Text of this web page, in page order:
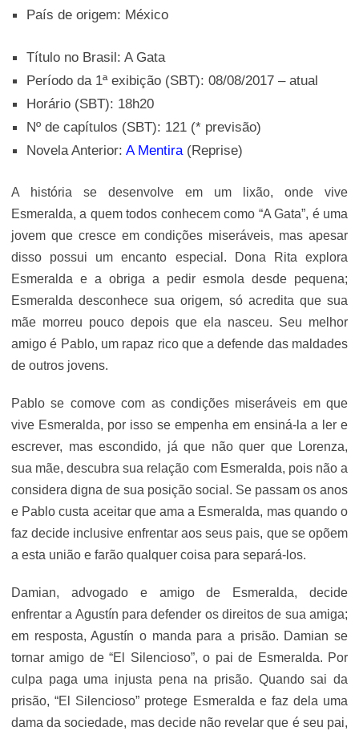
País de origem: México
Título no Brasil: A Gata
Período da 1ª exibição (SBT): 08/08/2017 – atual
Horário (SBT): 18h20
Nº de capítulos (SBT): 121 (* previsão)
Novela Anterior: A Mentira(Reprise)
A história se desenvolve em um lixão, onde vive
Esmeralda, a quem todos conhecem como “A Gata”, é uma
jovem que cresce em condições miseráveis, mas apesar
disso possui um encanto especial. Dona Rita explora
Esmeralda e a obriga a pedir esmola desde pequena;
Esmeralda desconhece sua origem, só acredita que sua
mãe morreu pouco depois que ela nasceu. Seu melhor
amigo é Pablo, um rapaz rico que a defende das maldades
de outros jovens.
Pablo se comove com as condições miseráveis em que
vive Esmeralda, por isso se empenha em ensiná-la a ler e
escrever, mas escondido, já que não quer que Lorenza,
sua mãe, descubra sua relação com Esmeralda, pois não a
considera digna de sua posição social. Se passam os anos
e Pablo custa aceitar que ama a Esmeralda, mas quando o
faz decide inclusive enfrentar aos seus pais, que se opõem
a esta união e farão qualquer coisa para separá-los.
Damian, advogado e amigo de Esmeralda, decide
enfrentar a Agustín para defender os direitos de sua amiga;
em resposta, Agustín o manda para a prisão. Damian se
tornar amigo de “El Silencioso”, o pai de Esmeralda. Por
culpa paga uma injusta pena na prisão. Quando sai da
prisão, “El Silencioso” protege Esmeralda e faz dela uma
dama da sociedade, mas decide não revelar que é seu pai,